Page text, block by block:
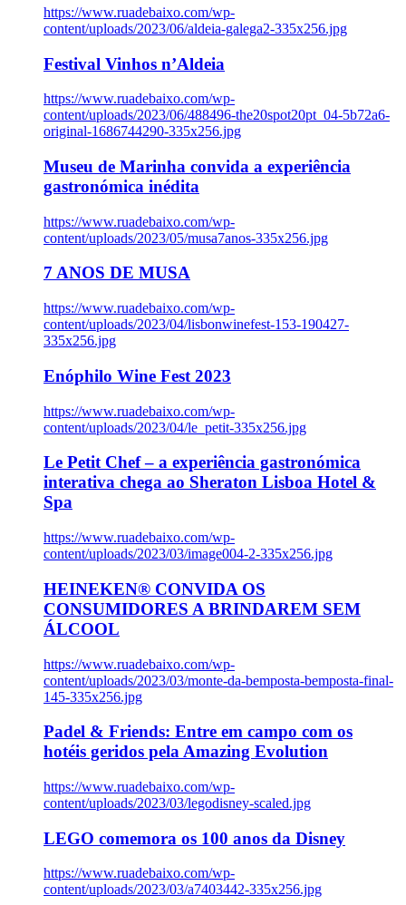
https://www.ruadebaixo.com/wp-
content/uploads/2023/06/aldeia-galega2-335x256.jpg
Festival Vinhos n’Aldeia
https://www.ruadebaixo.com/wp-
content/uploads/2023/06/488496-the20spot20pt_04-5b72a6-
original-1686744290-335x256.jpg
Museu de Marinha convida a experiência
gastronómica inédita
https://www.ruadebaixo.com/wp-
content/uploads/2023/05/musa7anos-335x256.jpg
7 ANOS DE MUSA
https://www.ruadebaixo.com/wp-
content/uploads/2023/04/lisbonwinefest-153-190427-
335x256.jpg
Enóphilo Wine Fest 2023
https://www.ruadebaixo.com/wp-
content/uploads/2023/04/le_petit-335x256.jpg
Le Petit Chef – a experiência gastronómica
interativa chega ao Sheraton Lisboa Hotel &
Spa
https://www.ruadebaixo.com/wp-
content/uploads/2023/03/image004-2-335x256.jpg
HEINEKEN® CONVIDA OS
CONSUMIDORES A BRINDAREM SEM
ÁLCOOL
https://www.ruadebaixo.com/wp-
content/uploads/2023/03/monte-da-bemposta-bemposta-final-
145-335x256.jpg
Padel & Friends: Entre em campo com os
hotéis geridos pela Amazing Evolution
https://www.ruadebaixo.com/wp-
content/uploads/2023/03/legodisney-scaled.jpg
LEGO comemora os 100 anos da Disney
https://www.ruadebaixo.com/wp-
content/uploads/2023/03/a7403442-335x256.jpg